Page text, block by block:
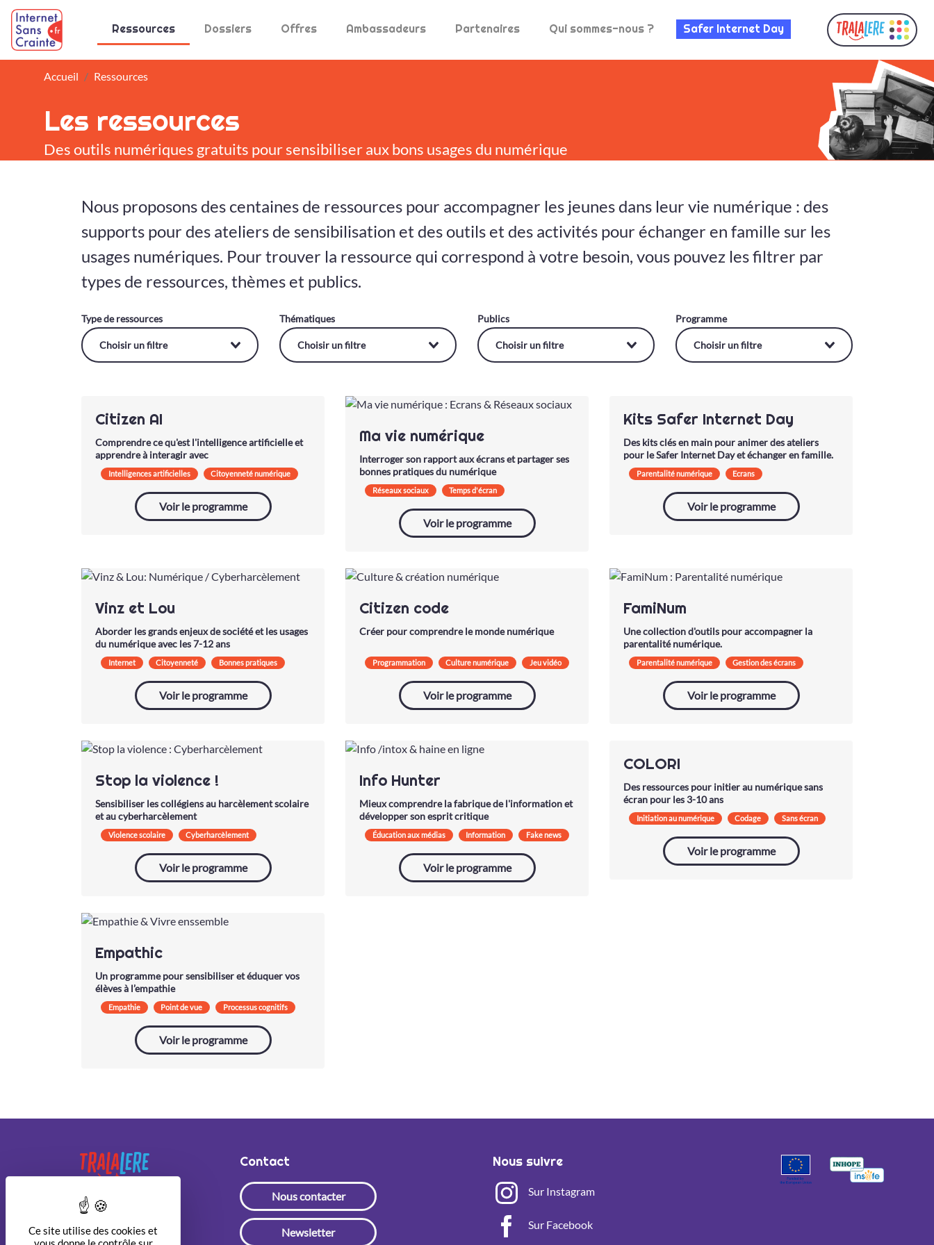
Panneau de gestion des cookies
Ce site utilise des cookies et
Ressources Dossiers Offres Ambassadeurs Partenaires Qui sommes-nous ? Safer Internet Day
Accueil Ressources
Les ressources
Des outils numériques gratuits pour sensibiliser aux bons usages du numérique
Nous proposons des centaines de ressources pour accompagner les jeunes dans leur vie numérique : des
supports pour des ateliers de sensibilisation et des outils et des activités pour échanger en famille sur les
usages numériques. Pour trouver la ressource qui correspond à votre besoin, vous pouvez les filtrer par
types de ressources, thèmes et publics.
Type de ressources Thématiques Publics Programme
Citizen AI
Comprendre ce qu'est l'intelligence artificielle et
apprendre à interagir avec
Intelligences artificielles
Citoyenneté numérique
Voir le programme
Ma vie numérique
Interroger son rapport aux écrans et partager ses
bonnes pratiques du numérique
Réseaux sociaux
Temps d'écran
Voir le programme
Kits Safer Internet Day
Des kits clés en main pour animer des ateliers
pour le Safer Internet Day et échanger en famille.
Parentalité numérique
Ecrans
Voir le programme
Vinz et Lou
Aborder les grands enjeux de société et les usages
du numérique avec les 7-12 ans
Internet Citoyenneté Bonnes pratiques
Voir le programme
Citizen code
Créer pour comprendre le monde numérique
Programmation Culture numérique Jeu vidéo
Voir le programme
FamiNum
Une collection d'outils pour accompagner la
parentalité numérique.
Parentalité numérique
Gestion des écrans
Voir le programme
Stop la violence !
Sensibiliser les collégiens au harcèlement scolaire
et au cyberharcèlement
Violence scolaire Cyberharcèlement
Voir le programme
Info Hunter
Mieux comprendre la fabrique de l'information et
développer son esprit critique
Éducation aux médias Information Fake news
Voir le programme
COLORI
Des ressources pour initier au numérique sans
écran pour les 3-10 ans
Initiation au numérique Codage Sans écran
Voir le programme
Empathic
Un programme pour sensibiliser et éduquer vos
élèves à l’empathie
Empathie Point de vue Processus cognitifs
Voir le programme
Contact
Nous contacter
Newsletter
Nous suivre
Sur Instagram
Sur Facebook